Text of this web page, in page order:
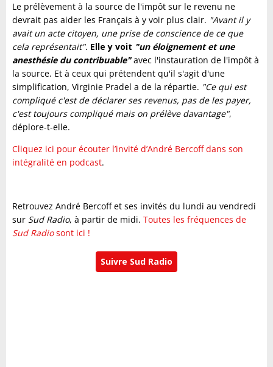
Le prélèvement à la source de l'impôt sur le revenu ne
devrait pas aider les Français à y voir plus clair. "Avant il y
avait un acte citoyen, une prise de conscience de ce que
cela représentait". Elle y voit "un éloignement et une
anesthésie du contribuable" avec l'instauration de l'impôt à
la source. Et à ceux qui prétendent qu'il s'agit d'une
simplification, Virginie Pradel a de la répartie. "Ce qui est
compliqué c'est de déclarer ses revenus, pas de les payer,
c'est toujours compliqué mais on prélève davantage",
déplore-t-elle.
Cliquez ici pour écouter l’invité d’André Bercoff dans son
intégralité en podcast.
Retrouvez André Bercoff et ses invités du lundi au vendredi
sur Sud Radio, à partir de midi. Toutes les fréquences de
Sud Radiosont ici !
Suivre Sud Radio